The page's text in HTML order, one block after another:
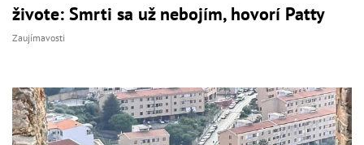
živote: Smrti sa už nebojím, hovorí Patty
Zaujímavosti